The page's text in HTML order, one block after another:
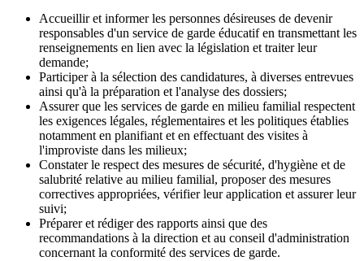
Accueillir et informer les personnes désireuses de devenir
responsables d'un service de garde éducatif en transmettant les
renseignements en lien avec la législation et traiter leur
demande;
Participer à la sélection des candidatures, à diverses entrevues
ainsi qu'à la préparation et l'analyse des dossiers;
Assurer que les services de garde en milieu familial respectent
les exigences légales, réglementaires et les politiques établies
notamment en planifiant et en effectuant des visites à
l'improviste dans les milieux;
Constater le respect des mesures de sécurité, d'hygiène et de
salubrité relative au milieu familial, proposer des mesures
correctives appropriées, vérifier leur application et assurer leur
suivi;
Préparer et rédiger des rapports ainsi que des
recommandations à la direction et au conseil d'administration
concernant la conformité des services de garde.